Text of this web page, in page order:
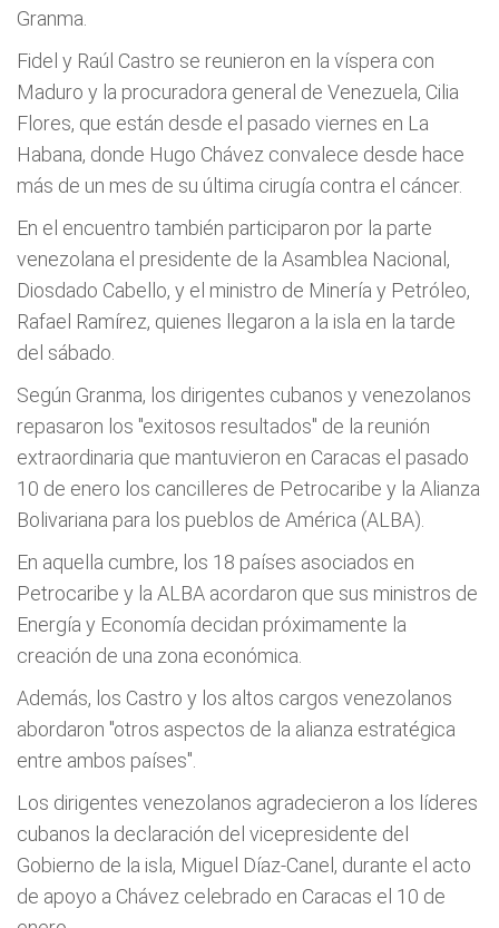
Granma.
Fidel y Raúl Castro se reunieron en la víspera con
Maduro y la procuradora general de Venezuela, Cilia
Flores, que están desde el pasado viernes en La
Habana, donde Hugo Chávez convalece desde hace
más de un mes de su última cirugía contra el cáncer.
En el encuentro también participaron por la parte
venezolana el presidente de la Asamblea Nacional,
Diosdado Cabello, y el ministro de Minería y Petróleo,
Rafael Ramírez, quienes llegaron a la isla en la tarde
del sábado.
Según Granma, los dirigentes cubanos y venezolanos
repasaron los "exitosos resultados" de la reunión
extraordinaria que mantuvieron en Caracas el pasado
10 de enero los cancilleres de Petrocaribe y la Alianza
Bolivariana para los pueblos de América (ALBA).
En aquella cumbre, los 18 países asociados en
Petrocaribe y la ALBA acordaron que sus ministros de
Energía y Economía decidan próximamente la
creación de una zona económica.
Además, los Castro y los altos cargos venezolanos
abordaron "otros aspectos de la alianza estratégica
entre ambos países".
Los dirigentes venezolanos agradecieron a los líderes
cubanos la declaración del vicepresidente del
Gobierno de la isla, Miguel Díaz-Canel, durante el acto
de apoyo a Chávez celebrado en Caracas el 10 de